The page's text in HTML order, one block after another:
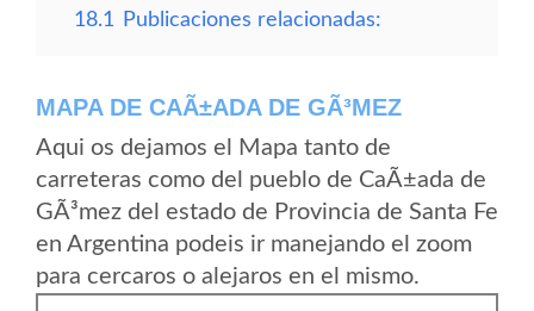
18.1
Publicaciones relacionadas:
MAPA DE CAÃ±ADA DE GÃ³MEZ
Aqui os dejamos el Mapa tanto de
carreteras como del pueblo de CaÃ±ada de
GÃ³mez del estado de Provincia de Santa Fe
en Argentina podeis ir manejando el zoom
para cercaros o alejaros en el mismo.